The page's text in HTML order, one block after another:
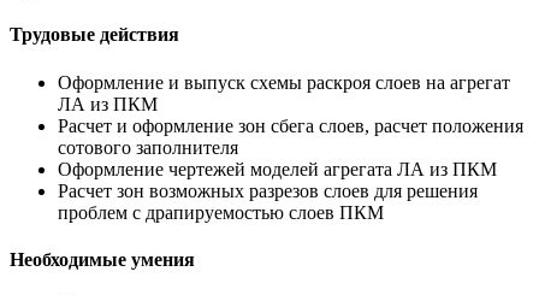
Трудовые действия
Оформление и выпуск схемы раскроя слоев на агрегат
ЛА из ПКМ
Расчет и оформление зон сбега слоев, расчет положения
сотового заполнителя
Оформление чертежей моделей агрегата ЛА из ПКМ
Расчет зон возможных разрезов слоев для решения
проблем с драпируемостью слоев ПКМ
Необходимые умения